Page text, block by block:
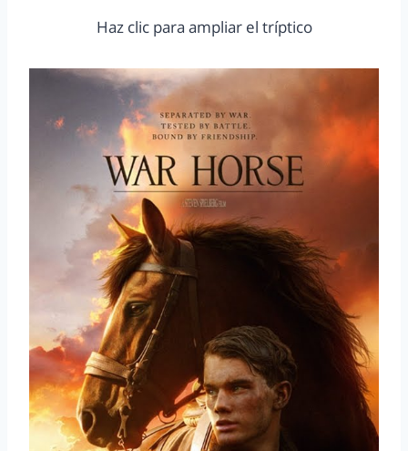
Haz clic para ampliar el tríptico